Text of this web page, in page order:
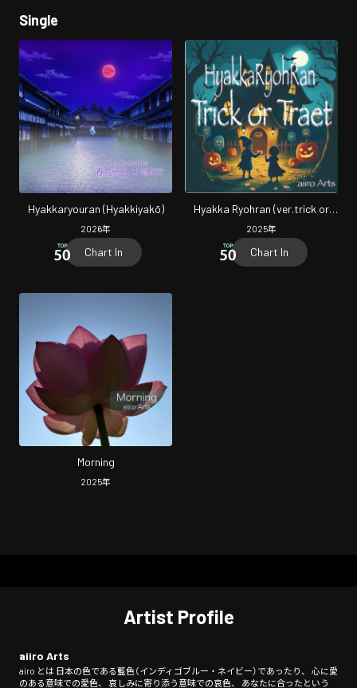
Single
Hyakkaryouran (Hyakkiyakō)
2026年
Chart In
Hyakka Ryohran (ver.trick or
treat)
2025年
Chart In
Morning
2025年
Artist Profile
aiiro Arts
airo とは 日本の色である藍色（インディゴブルー・ネイビー）であったり、 心に愛
のある意味での愛色、 哀しみに寄り添う意味での哀色、 あなたに合ったという